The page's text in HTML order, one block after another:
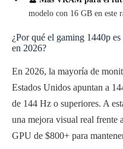
modelo con 16 GB en este
¿Por qué el gaming 1440p
en 2026?
En 2026, la mayoría de
Estados Unidos apuntan a
de 144 Hz o superiores. A
una mejora visual real frente
GPU de $800+ para